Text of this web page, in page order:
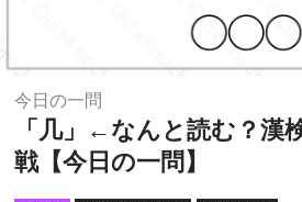
今日の一問
「几」←なんと読む？漢
戦【今日の一問】